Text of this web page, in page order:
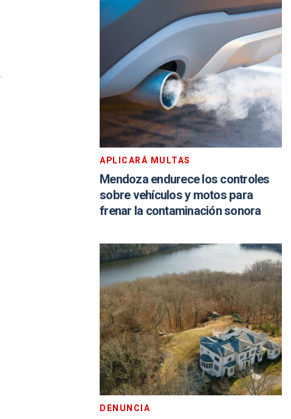
APLICARÁ MULTAS
Mendoza endurece los controles
sobre vehículos y motos para
frenar la contaminación sonora
DENUNCIA